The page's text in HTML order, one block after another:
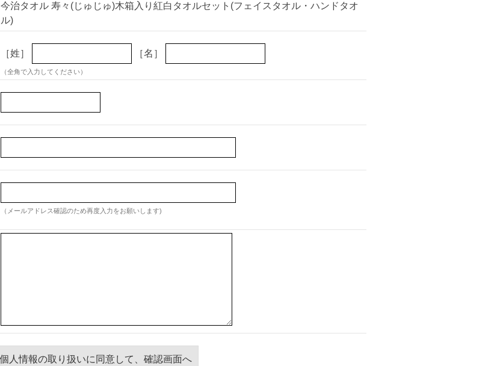
今治タオル 寿々(じゅじゅ)木箱入り紅白タオルセット(フェイスタオル・ハンドタオ
ル)
［姓］ ［名］
（全角で入力してください）
（メールアドレス確認のため再度入力をお願いします)